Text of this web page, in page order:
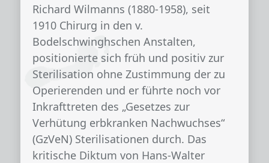
Richard Wilmanns (1880-1958), seit
1910 Chirurg in den v.
Bodelschwinghschen Anstalten,
positionierte sich früh und positiv zur
Sterilisation ohne Zustimmung der zu
Operierenden und er führte noch vor
Inkrafttreten des „Gesetzes zur
Verhütung erbkranken Nachwuchses“
(GzVeN) Sterilisationen durch. Das
kritische Diktum von Hans-Walter